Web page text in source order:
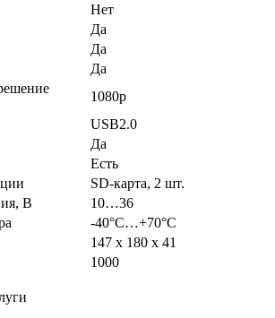
Нет
Да
Да
Да
1080p
USB2.0
Да
Есть
SD-карта, 2 шт.
В
10…36
-40°С…+70°С
147 х 180 х 41
1000